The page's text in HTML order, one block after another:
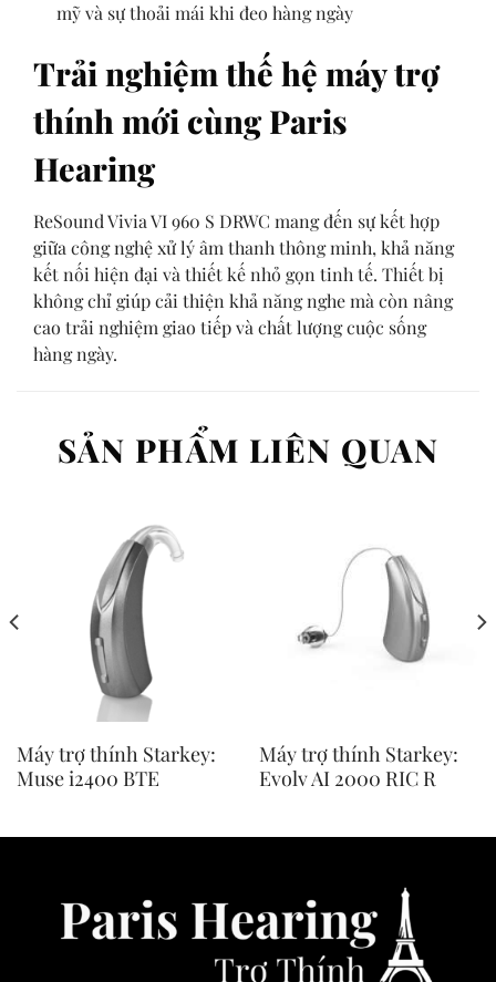
mỹ và sự thoải mái khi đeo hàng ngày
Trải nghiệm thế hệ máy trợ
thính mới cùng Paris
Hearing
ReSound Vivia VI 960 S DRWC mang đến sự kết hợp
giữa công nghệ xử lý âm thanh thông minh, khả năng
kết nối hiện đại và thiết kế nhỏ gọn tinh tế. Thiết bị
không chỉ giúp cải thiện khả năng nghe mà còn nâng
cao trải nghiệm giao tiếp và chất lượng cuộc sống
hàng ngày.
SẢN PHẨM LIÊN QUAN
Máy trợ thính Starkey:
Muse i2400 BTE
Máy trợ thính Starkey:
Evolv AI 2000 RIC R